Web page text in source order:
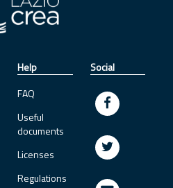
Help
FAQ
Useful
documents
Licenses
Regulations
Social